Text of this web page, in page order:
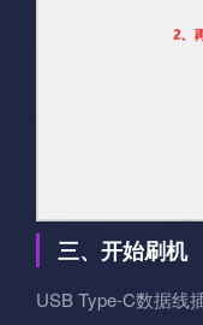
三、开始刷机
USB Type-C数据线